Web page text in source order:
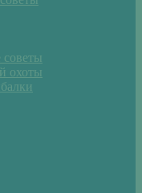
охоты